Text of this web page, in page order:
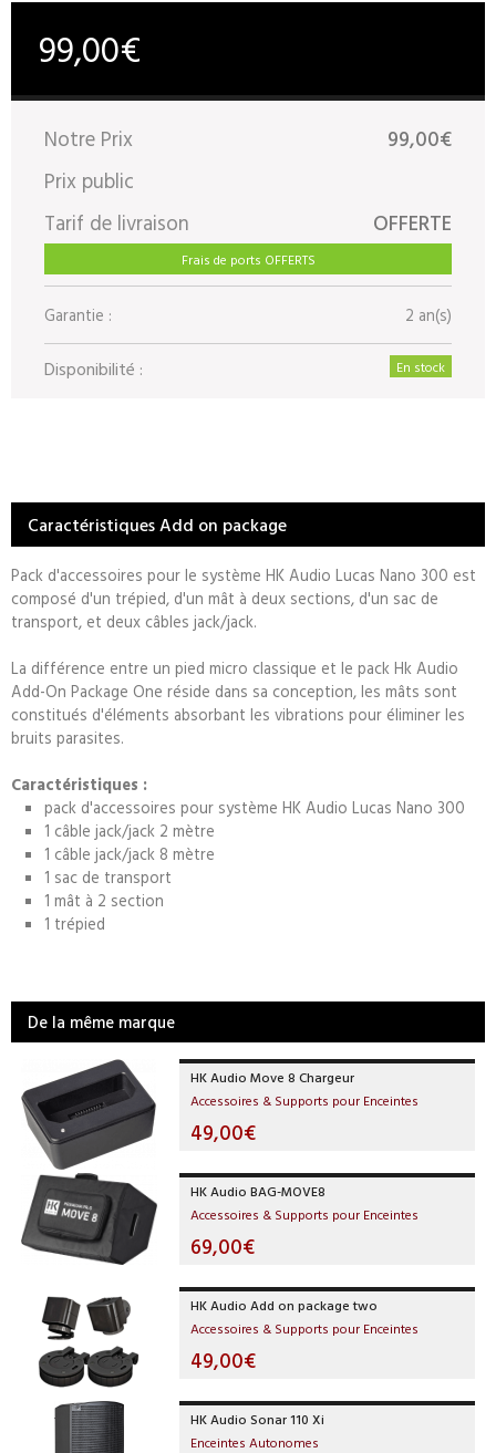
99,00€
Notre Prix
99,00€
Prix public
Tarif de livraison
OFFERTE
Frais de ports OFFERTS
Garantie : 2 an(s)
Disponibilité : En stock
Caractéristiques Add on package
Pack d'accessoires pour le système HK Audio Lucas Nano 300 est
composé d'un trépied, d'un mât à deux sections, d'un sac de
transport, et deux câbles jack/jack.
La différence entre un pied micro classique et le pack Hk Audio
Add-On Package One réside dans sa conception, les mâts sont
constitués d'éléments absorbant les vibrations pour éliminer les
bruits parasites.
Caractéristiques :
pack d'accessoires pour système HK Audio Lucas Nano 300
1 câble jack/jack 2 mètre
1 câble jack/jack 8 mètre
1 sac de transport
1 mât à 2 section
1 trépied
De la même marque
HK Audio Move 8 Chargeur
Accessoires & Supports pour Enceintes
49,00€
HK Audio BAG-MOVE8
Accessoires & Supports pour Enceintes
69,00€
HK Audio Add on package two
Accessoires & Supports pour Enceintes
49,00€
HK Audio Sonar 110 Xi
Enceintes Autonomes